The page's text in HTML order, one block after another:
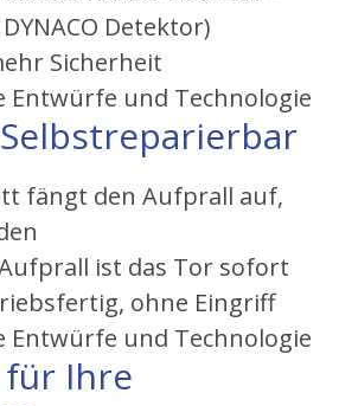
Detektor)
Sicherheit
Entwürfe und Technologie
Selbstreparierbar
fängt den Aufprall auf,
ist das Tor sofort
ohne Eingriff
Entwürfe und Technologie
für Ihre